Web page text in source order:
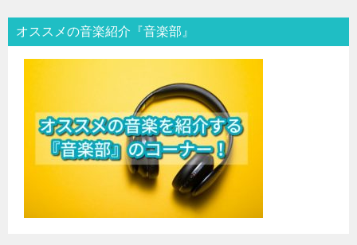
オススメの音楽紹介『音楽部』